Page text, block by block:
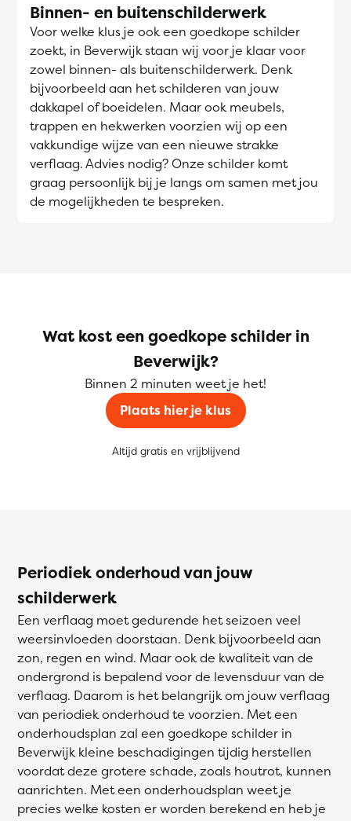
Binnen- en buitenschilderwerk
Voor welke klus je ook een goedkope schilder
zoekt, in Beverwijk staan wij voor je klaar voor
zowel binnen- als buitenschilderwerk. Denk
bijvoorbeeld aan het schilderen van jouw
dakkapel of boeidelen. Maar ook meubels,
trappen en hekwerken voorzien wij op een
vakkundige wijze van een nieuwe strakke
verflaag. Advies nodig? Onze schilder komt
graag persoonlijk bij je langs om samen met jou
de mogelijkheden te bespreken.
Wat kost een goedkope schilder in
Beverwijk?
Binnen 2 minuten weet je het!
Plaats hier je klus
Altijd gratis en vrijblijvend
Periodiek onderhoud van jouw
schilderwerk
Een verflaag moet gedurende het seizoen veel
weersinvloeden doorstaan. Denk bijvoorbeeld aan
zon, regen en wind. Maar ook de kwaliteit van de
ondergrond is bepalend voor de levensduur van de
verflaag. Daarom is het belangrijk om jouw verflaag
van periodiek onderhoud te voorzien. Met een
onderhoudsplan zal een goedkope schilder in
Beverwijk kleine beschadigingen tijdig herstellen
voordat deze grotere schade, zoals houtrot, kunnen
aanrichten. Met een onderhoudsplan weet je
precies welke kosten er worden berekend en heb je